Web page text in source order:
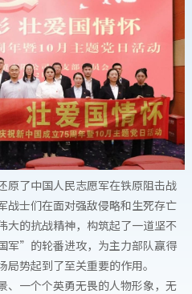
原了中国人民志愿军在铁原阻击战
战士们在面对强敌侵略和生死存亡
大的抗战精神，构筑起了一道坚不
军”的轮番进攻，为主力部队赢得
势起到了至关重要的作用。
、一个个英勇无畏的人物形象，无